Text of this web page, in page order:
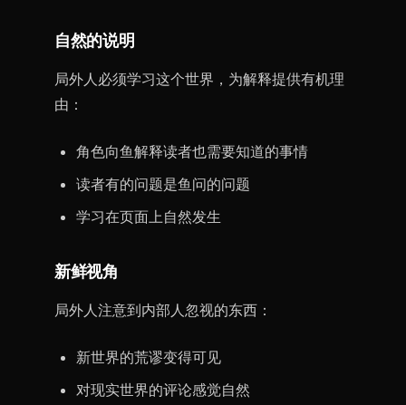
自然的说明
局外人必须学习这个世界，为解释提供有机理
由：
角色向鱼解释读者也需要知道的事情
读者有的问题是鱼问的问题
学习在页面上自然发生
新鲜视角
局外人注意到内部人忽视的东西：
新世界的荒谬变得可见
对现实世界的评论感觉自然